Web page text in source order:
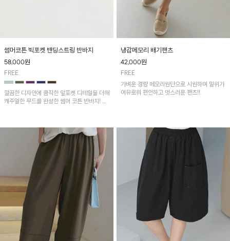
썸머코튼 빅포켓 밴딩스트링 반바지
58,000원
FREE
깔끔한 디자인에 큼직한 앞포켓 디테일을 더해
캐주얼한 무드를 완성한 썸머 코튼 반바지! 허
일리 하게 활용하기 좋아요~
냉감메모리 배기팬츠
42,000원
FREE
가벼운 경량 메모리원단으로 시원하며 밑위가
여유로워 편안하고 멋스러운 팬츠!!